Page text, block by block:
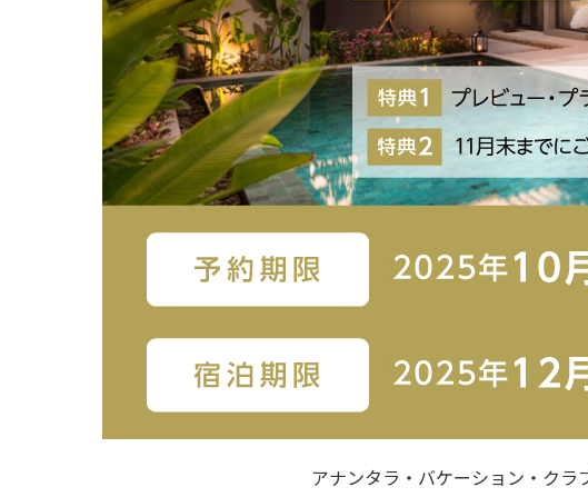
アナンタラ・バケーション・クラ